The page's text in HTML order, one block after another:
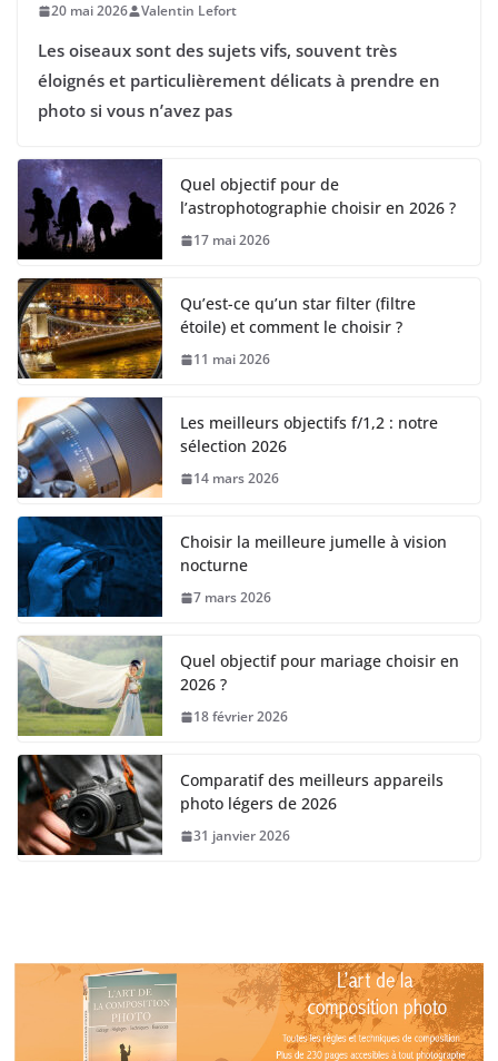
20 mai 2026 Valentin Lefort
Les oiseaux sont des sujets vifs, souvent très
éloignés et particulièrement délicats à prendre en
photo si vous n’avez pas
Quel objectif pour de
l’astrophotographie choisir en 2026 ?
17 mai 2026
Qu’est-ce qu’un star filter (filtre
étoile) et comment le choisir ?
11 mai 2026
Les meilleurs objectifs f/1,2 : notre
sélection 2026
14 mars 2026
Choisir la meilleure jumelle à vision
nocturne
7 mars 2026
Quel objectif pour mariage choisir en
2026 ?
18 février 2026
Comparatif des meilleurs appareils
photo légers de 2026
31 janvier 2026